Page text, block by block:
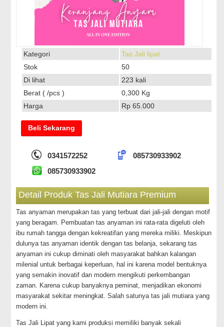
Kategori
Tas Jali lipat
Stok
50
Di lihat
223 kali
Berat ( /pcs )
0,300 Kg
Harga
Rp 65.000
Beli Sekarang
0341572252
085730933902
085730933902
Detail Produk Tas Jali Mutiara Premium
Tas anyaman merupakan tas yang terbuat dari jali-jali dengan motif
yang beragam. Pembuatan tas anyaman ini rata-rata digeluti oleh
ibu rumah tangga dengan kekreatifan yang mereka miliki. Meskipun
dulunya tas anyaman identik dengan tas belanja, sekarang tas
anyaman ini cukup diminati oleh masyarakat bahkan kalangan
milenial untuk berbagai keperluan, hal ini karena model bentuknya
yang semakin inovatif dan modern mengikuti perkembangan
zaman. Karena cukup banyaknya peminat, menjadikan ekonomi
masyarakat sekitar meningkat. Salah satunya tas jali mutiara yang
modern ini.
Tas Jali Lipat yang kami produksi memiliki banyak sekali